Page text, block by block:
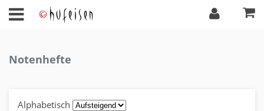
Notenhefte
Alphabetisch